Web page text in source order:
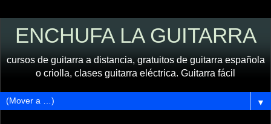
ENCHUFA LA GUITARRA
cursos de guitarra a distancia, gratuitos de guitarra española
o criolla, clases guitarra eléctrica. Guitarra fácil
▼